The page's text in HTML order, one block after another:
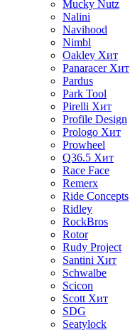
Mucky Nutz
Nalini
Navihood
Nimbl
Oakley Хит
Panaracer Хит
Pardus
Park Tool
Pirelli Хит
Profile Design
Prologo Хит
Prowheel
Q36.5 Хит
Race Face
Remerx
Ride Concepts
Ridley
RockBros
Rotor
Rudy Project
Santini Хит
Schwalbe
Scicon
Scott Хит
SDG
Seatylock